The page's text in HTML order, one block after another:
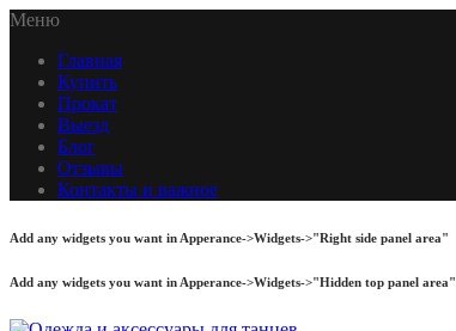
Меню
Главная
Купить
Прокат
Выезд
Блог
Отзывы
Контакты и важное
Add any widgets you want in Apperance->Widgets->"Right side panel area"
Add any widgets you want in Apperance->Widgets->"Hidden top panel area"